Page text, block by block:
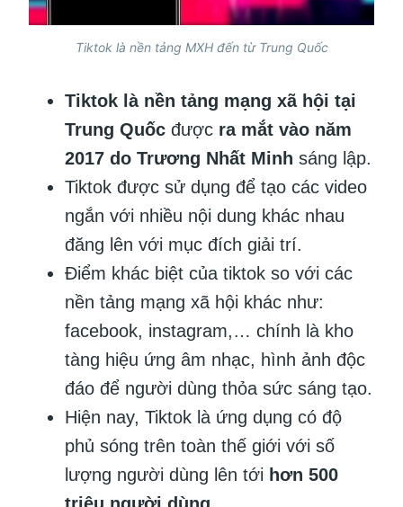
Tiktok là nền tảng MXH đến từ Trung Quốc
Tiktok là nền tảng mạng xã hội tại
Trung Quốc được ra mắt vào năm
2017 do Trương Nhất Minh sáng lập.
Tiktok được sử dụng để tạo các video
ngắn với nhiều nội dung khác nhau
đăng lên với mục đích giải trí.
Điểm khác biệt của tiktok so với các
nền tảng mạng xã hội khác như:
facebook, instagram,… chính là kho
tàng hiệu ứng âm nhạc, hình ảnh độc
đáo để người dùng thỏa sức sáng tạo.
Hiện nay, Tiktok là ứng dụng có độ
phủ sóng trên toàn thế giới với số
lượng người dùng lên tới hơn 500